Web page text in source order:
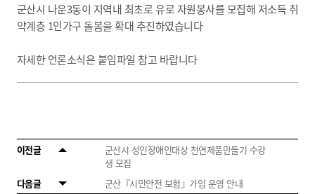
군산시 나운3동이 지역내 최초로 유로 자원봉사를 모집해 저소득 취
약계층 1인가구 돌봄을 확대 추진하였습니다
자세한 언론소식은 붙임파일 참고 바랍니다
이전글
군산시 성인장애인대상 천연제품만들기 수강
생 모집
다음글
군산『시민안전 보험』가입 운영 안내